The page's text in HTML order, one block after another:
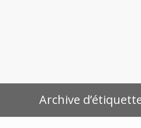
Archive